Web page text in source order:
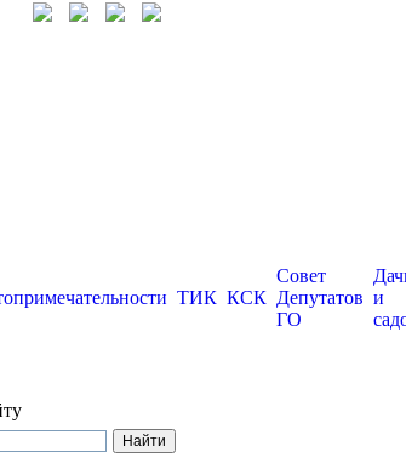
ТИК КСК
Совет
Депутатов
ГО
и